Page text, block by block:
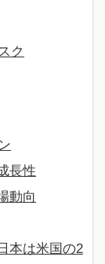
ク
長性
動向
本は米国の2